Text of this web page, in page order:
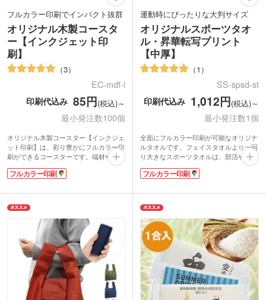
フルカラー印刷でインパクト抜群
オリジナル木製コースタ
ー【インクジェット印
刷】
3
EC-mdf-i
印刷代込み 85円(税込)～
最小発注数100個
オリジナル木製コースター【インクジェ
ット印刷】は、彩り豊かにフルカラー印
刷ができるコースターです。端材や間伐
材といった廃棄されるはずの木材を繊維
化し、圧縮したファイバーボード(MDF)
作られたエコなアイテムです。反り・割
れが起きにくく軽いのが特徴です。木の
温もりはそのままに、木目がないので印
刷が映えます。パッと目を惹くノベルテ
ィはインパクト抜群です。
キャンペーン特典や来場者プレゼントに
人気。イラストやイベントロゴを印刷し
てアーティストグッズや同人ノベルティ
を作れます。
フルカラー印刷
運動時にぴったりな大判サイズ
オリジナルスポーツタオ
ル・昇華転写プリント
【中厚】
1
SS-spsd-st
印刷代込み 1,012円(税込)～
最小発注数1個
全面にフルカラー印刷が可能なオリジナ
ルタオルです。フェイスタオルより一回
り大きなスポーツタオルは、部活やトレ
ーニングの汗拭きタオルにぴったり。肩
に掛けて日焼けや防寒対策のアイテムと
ントのオリジナルグッズにもおすすめで
す。
かさばりにくい中厚タイプは表面がマイ
クロファイバー素材、裏面に吸水性のあ
るコットン素材を使用しています。表示
価格は印刷代こみの安心価格！1色もフ
ルカラーも同じ価格でご対応。1個から
ご注文いただけます。
フルカラー印刷